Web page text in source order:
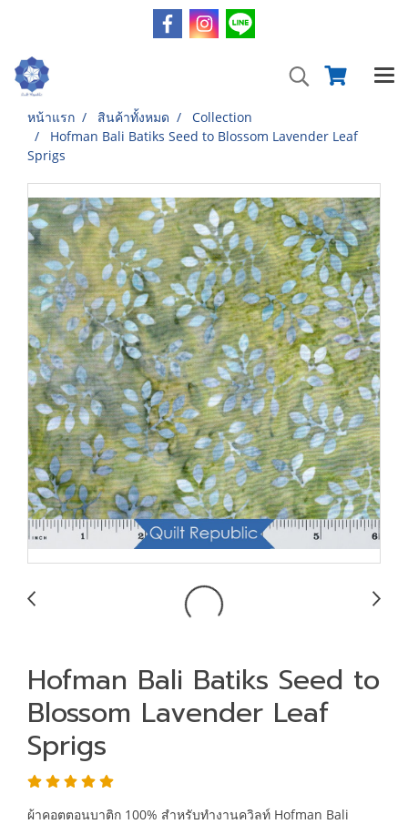
หน้าแรก สินค้าทั้งหมด
Collection
Hofman Bali Batiks Seed to Blossom Lavender Leaf
Sprigs
Hofman Bali Batiks Seed to
Blossom Lavender Leaf
Sprigs
ผ้าคอตตอนบาติก 100% สำหรับทำงานควิลท์ Hofman Bali